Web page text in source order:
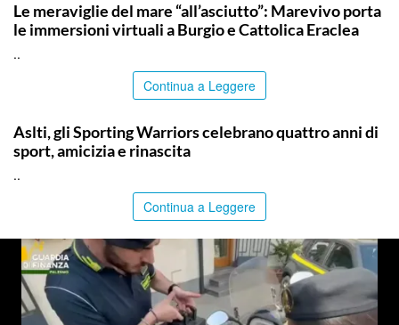
Le meraviglie del mare “all’asciutto”: Marevivo porta
le immersioni virtuali a Burgio e Cattolica Eraclea
..
Continua a Leggere
Aslti, gli Sporting Warriors celebrano quattro anni di
sport, amicizia e rinascita
..
Continua a Leggere